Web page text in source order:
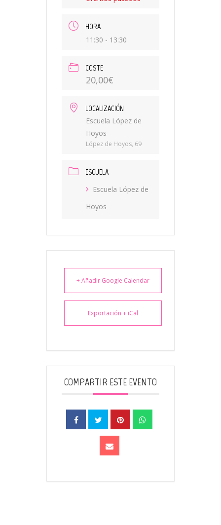
HORA
11:30 - 13:30
COSTE
20,00€
LOCALIZACIÓN
Escuela López de
Hoyos
López de Hoyos, 69
ESCUELA
Escuela López de
Hoyos
+ Añadir Google Calendar
Exportación + iCal
COMPARTIR ESTE EVENTO